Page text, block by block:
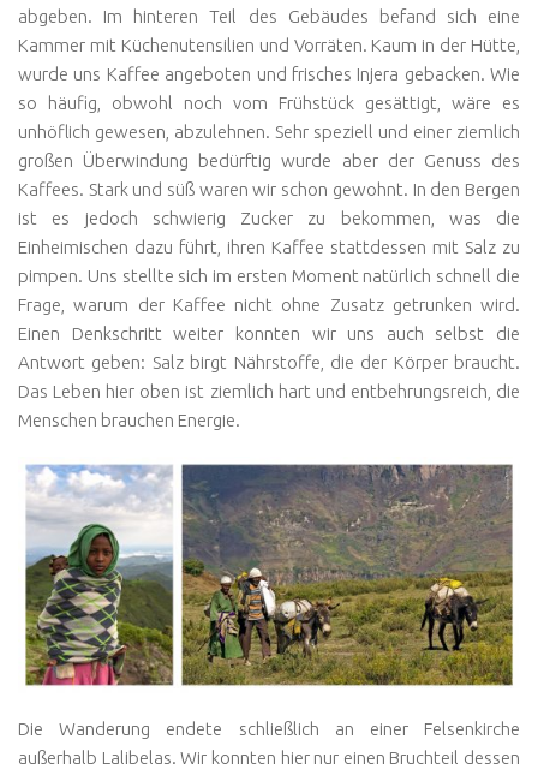
abgeben. Im hinteren Teil des Gebäudes befand sich eine
Kammer mit Küchenutensilien und Vorräten. Kaum in der Hütte,
wurde uns Kaffee angeboten und frisches Injera gebacken. Wie
so häufig, obwohl noch vom Frühstück gesättigt, wäre es
unhöflich gewesen, abzulehnen. Sehr speziell und einer ziemlich
großen Überwindung bedürftig wurde aber der Genuss des
Kaffees. Stark und süß waren wir schon gewohnt. In den Bergen
ist es jedoch schwierig Zucker zu bekommen, was die
Einheimischen dazu führt, ihren Kaffee stattdessen mit Salz zu
pimpen. Uns stellte sich im ersten Moment natürlich schnell die
Frage, warum der Kaffee nicht ohne Zusatz getrunken wird.
Einen Denkschritt weiter konnten wir uns auch selbst die
Antwort geben: Salz birgt Nährstoffe, die der Körper braucht.
Das Leben hier oben ist ziemlich hart und entbehrungsreich, die
Menschen brauchen Energie.
Die Wanderung endete schließlich an einer Felsenkirche
außerhalb Lalibelas. Wir konnten hier nur einen Bruchteil dessen